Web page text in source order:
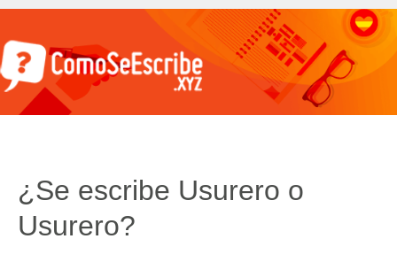
¿Se escribe Usurero o
Usurero?